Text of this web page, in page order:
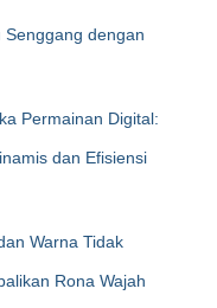
Senggang dengan
Permainan Digital:
dan Efisiensi
Warna Tidak
Rona Wajah